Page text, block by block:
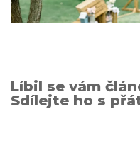
Líbil se vám
Sdílejte ho s